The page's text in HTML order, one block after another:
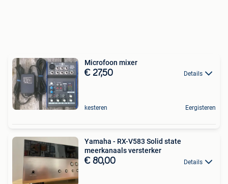
Microfoon mixer
€ 27,50 Details
kesteren Eergisteren
Yamaha - RX-V583 Solid state
meerkanaals versterker
€ 80,00 Details